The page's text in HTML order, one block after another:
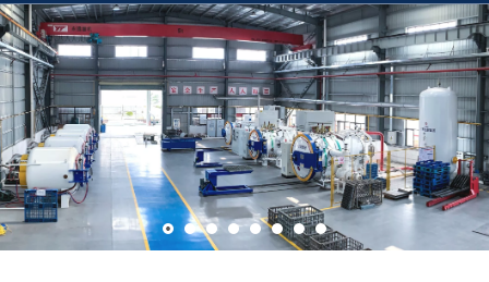
Hogar
Productos
Solicitud
Capacidad
Sobre nosotros
Recurso
简体中文
Pусский